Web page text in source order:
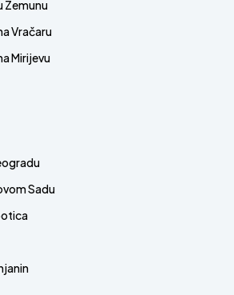
Zemunu
Vračaru
Mirijevu
Sadu